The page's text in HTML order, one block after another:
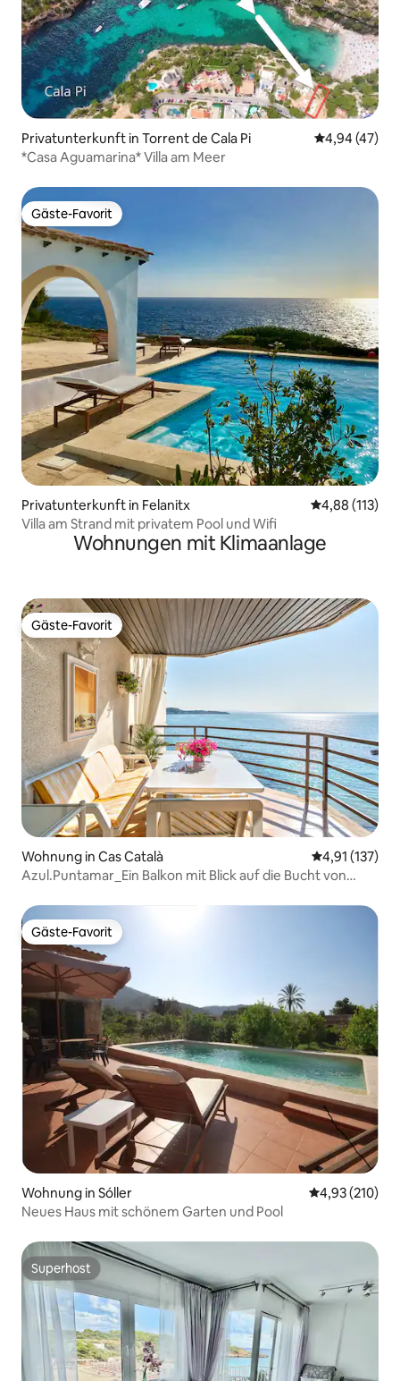
Privatunterkunft in Torrent de Cala Pi
4,94 (47)
*Casa Aguamarina* Villa am Meer
Gäste-Favorit
Gäste-Favorit
Privatunterkunft in Felanitx
4,88 (113)
Villa am Strand mit privatem Pool und Wifi
Wohnungen mit Klimaanlage
Gäste-Favorit
Gäste-Favorit
Wohnung in Cas Català
4,91 (137)
Azul.Puntamar_Ein Balkon mit Blick auf die Bucht von
Gäste-Favorit
Gäste-Favorit
Wohnung in Sóller
4,93 (210)
Neues Haus mit schönem Garten und Pool
Superhost
Superhost